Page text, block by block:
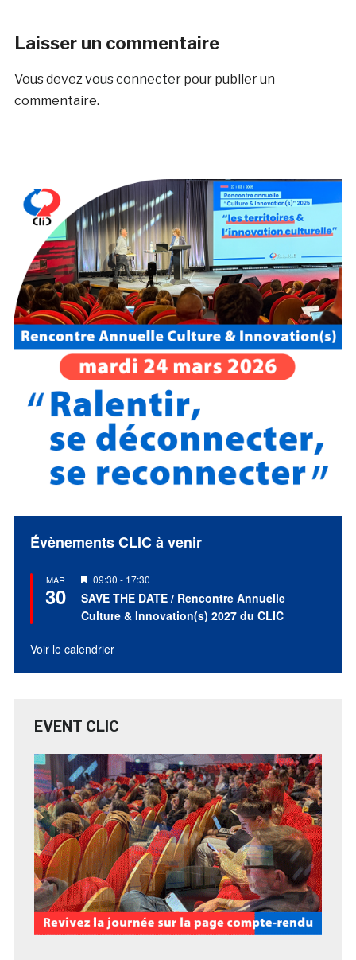
Laisser un commentaire
Vous devezvous connecterpour publier un
commentaire.
Évènements CLIC à venir
MAR
30
Mis
en
avant
09:30 - 17:30
SAVE THE DATE / Rencontre Annuelle
Culture & Innovation(s) 2027 du CLIC
Voir le calendrier
EVENT CLIC